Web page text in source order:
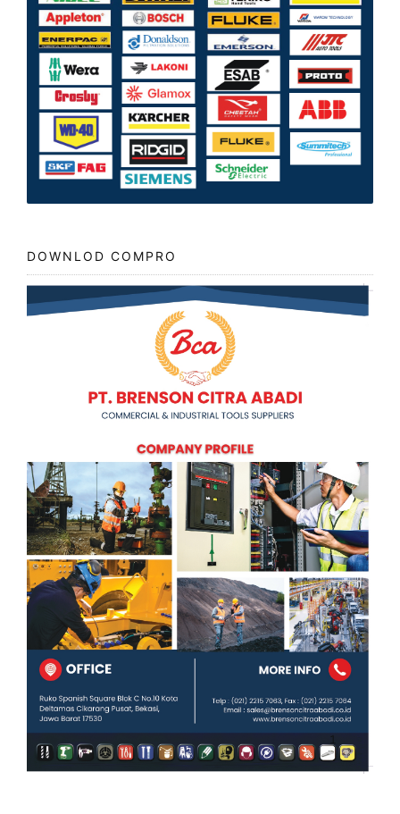
DOWNLOD COMPRO